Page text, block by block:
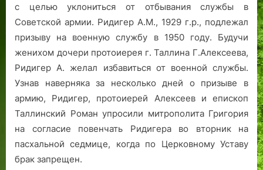
с целью уклониться от отбывания службы в
Советской армии. Ридигер А.М., 1929 г.р., подлежал
призыву на военную службу в 1950 году. Будучи
женихом дочери протоиерея г. Таллина Г.Алексеева,
Ридигер А. желал избавиться от военной службы.
Узнав наверняка за несколько дней о призыве в
армию, Ридигер, протоиерей Алексеев и епископ
Таллинский Роман упросили митрополита Григория
на согласие повенчать Ридигера во вторник на
пасхальной седмице, когда по Церковному Уставу
брак запрещен.